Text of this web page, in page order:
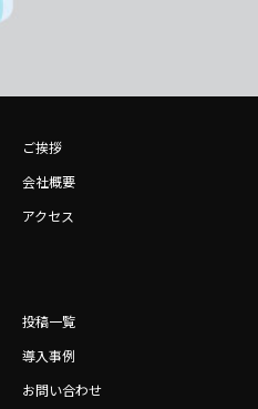
ご挨拶
会社概要
アクセス
投稿一覧
導入事例
お問い合わせ